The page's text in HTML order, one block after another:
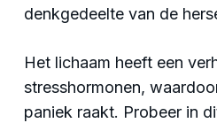
denkgedeelte van de
Het lichaam heeft een
stresshormonen,
paniek raakt. Probeer in